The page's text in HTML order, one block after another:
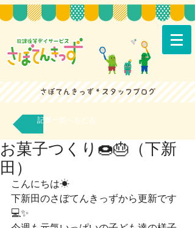
記事一覧へもどる
お菓子つくり🍩🎂（下新
田）
こんにちは☀
下新田のさぼてんきっずから更新です
💻✨